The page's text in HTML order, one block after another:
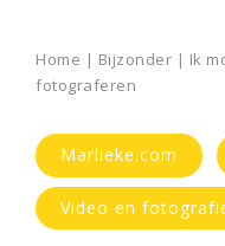
Home | Bijzonder | Ik
fotograferen
Marlieke.com
Video en